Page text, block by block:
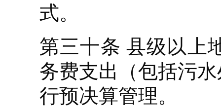
式。
第三十条 县级以上
务费支出（包括污
行预决算管理。